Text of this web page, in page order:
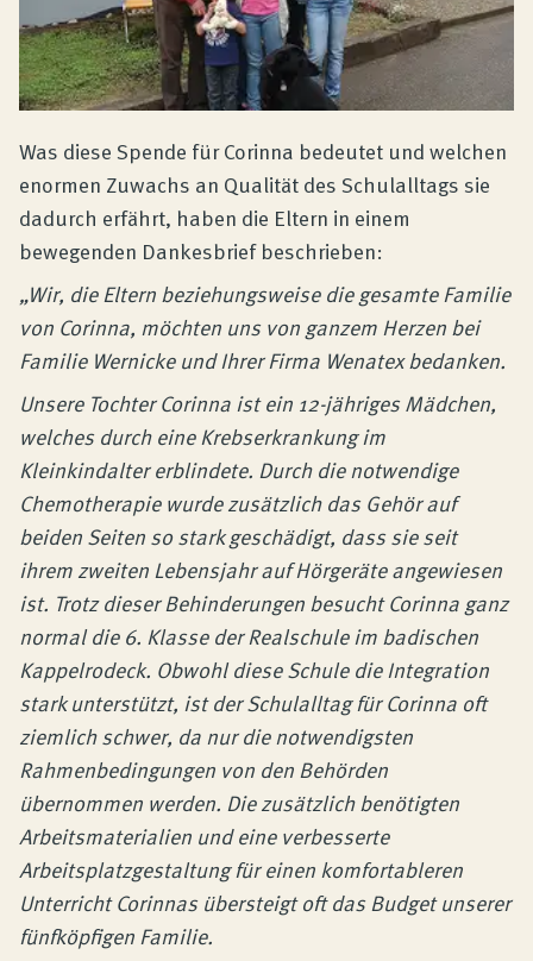
Was diese Spende für Corinna bedeutet und welchen
enormen Zuwachs an Qualität des Schulalltags sie
dadurch erfährt, haben die Eltern in einem
bewegenden Dankesbrief beschrieben:
„Wir, die Eltern beziehungsweise die gesamte Familie
von Corinna, möchten uns von ganzem Herzen bei
Familie Wernicke und Ihrer Firma Wenatex bedanken.
Unsere Tochter Corinna ist ein 12-jähriges Mädchen,
welches durch eine Krebserkrankung im
Kleinkindalter erblindete. Durch die notwendige
Chemotherapie wurde zusätzlich das Gehör auf
beiden Seiten so stark geschädigt, dass sie seit
ihrem zweiten Lebensjahr auf Hörgeräte angewiesen
ist. Trotz dieser Behinderungen besucht Corinna ganz
normal die 6. Klasse der Realschule im badischen
Kappelrodeck. Obwohl diese Schule die Integration
stark unterstützt, ist der Schulalltag für Corinna oft
ziemlich schwer, da nur die notwendigsten
Rahmenbedingungen von den Behörden
übernommen werden. Die zusätzlich benötigten
Arbeitsmaterialien und eine verbesserte
Arbeitsplatzgestaltung für einen komfortableren
Unterricht Corinnas übersteigt oft das Budget unserer
fünfköpfigen Familie.